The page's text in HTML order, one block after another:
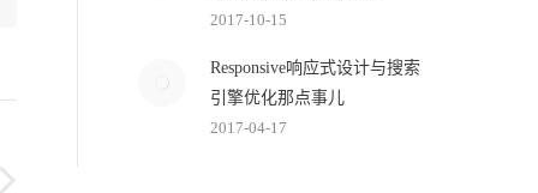
2017-10-15
Responsive响应式设计与搜索
引擎优化那点事儿
2017-04-17